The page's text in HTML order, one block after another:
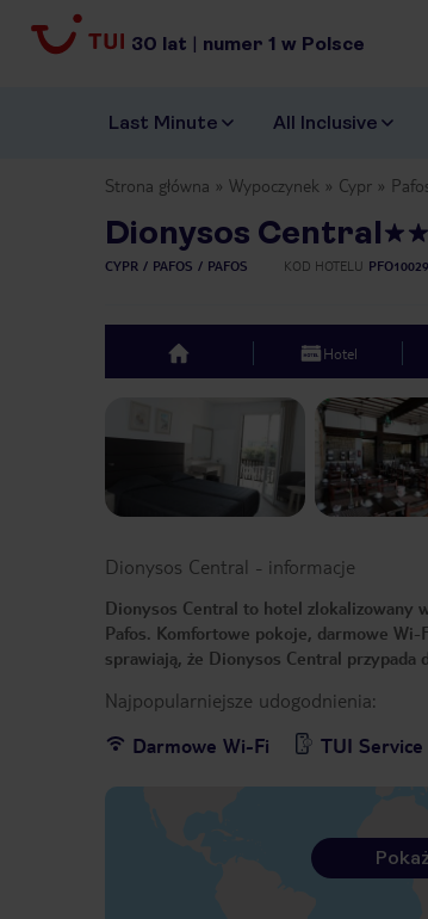
30 lat | numer 1 w Polsce
Last Minute All Inclusive
Strona główna Wypoczynek Cypr
Dionysos Central
CYPR PAFOS PAFOS KOD HOTELU PFO10029
top Hotel
Dionysos Central - informacje
Dionysos Central to hotel zlokalizowany
Pafos. Komfortowe pokoje, darmowe
sprawiają, że Dionysos Central przypada
Najpopularniejsze udogodnienia:
Darmowe Wi-Fi
TUI